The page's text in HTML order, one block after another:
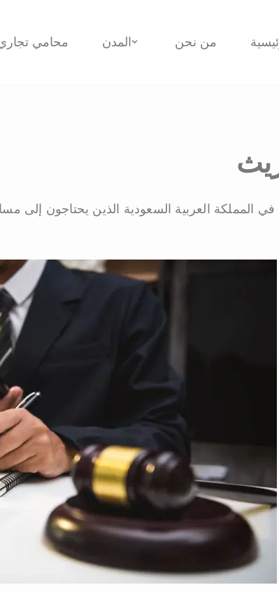
من نحن المدن محامي
في المملكة العربية السعودية الذين يحتاجون إلى